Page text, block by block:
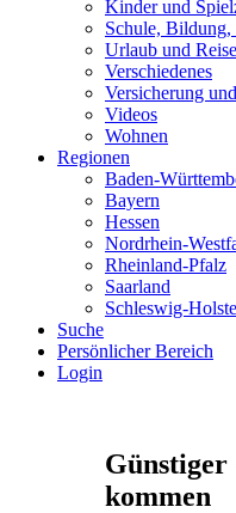
Kinder und
Schule, Bildung,
Urlaub und
Verschiedenes
Versicherung
Videos
Wohnen
Regionen
Baden-
Bayern
Hessen
Nordrhein-
Rheinland-Pfalz
Saarland
Schleswig-
Suche
Persönlicher Bereich
Login
Günstiger
kommen